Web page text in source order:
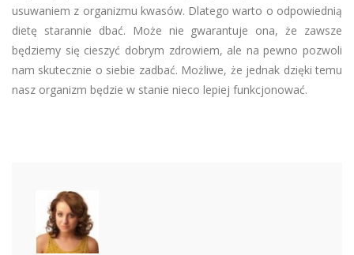
usuwaniem z organizmu kwasów. Dlatego warto o odpowiednią
dietę starannie dbać. Może nie gwarantuje ona, że zawsze
będziemy się cieszyć dobrym zdrowiem, ale na pewno pozwoli
nam skutecznie o siebie zadbać. Możliwe, że jednak dzięki temu
nasz organizm będzie w stanie nieco lepiej funkcjonować.